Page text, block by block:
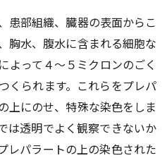
患部組織、臓器の表⾯からこ
胸⽔、腹⽔に含まれる細胞な
よって４〜５ミクロンのごく
くられます。これらをプレパ
上にのせ、特殊な染⾊をしま
は透明でよく観察できないか
レパラートの上の染⾊された